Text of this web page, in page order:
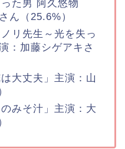
た男 阿久悠物
ん（25.6%）
リ先生～光を失っ
：加藤シゲアキさ
大丈夫」主演：山
みそ汁」主演：大